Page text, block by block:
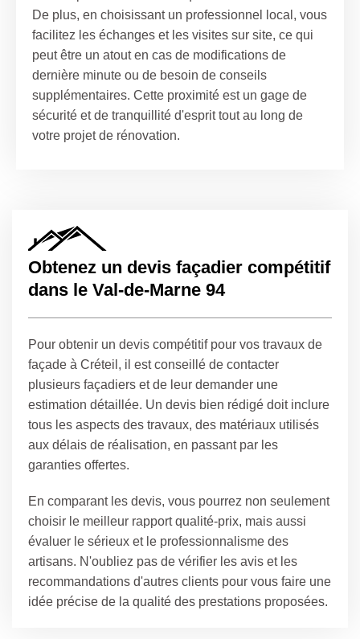
De plus, en choisissant un professionnel local, vous
facilitez les échanges et les visites sur site, ce qui
peut être un atout en cas de modifications de
dernière minute ou de besoin de conseils
supplémentaires. Cette proximité est un gage de
sécurité et de tranquillité d'esprit tout au long de
votre projet de rénovation.
Obtenez un devis façadier compétitif
dans le Val-de-Marne 94
Pour obtenir un devis compétitif pour vos travaux de
façade à Créteil, il est conseillé de contacter
plusieurs façadiers et de leur demander une
estimation détaillée. Un devis bien rédigé doit inclure
tous les aspects des travaux, des matériaux utilisés
aux délais de réalisation, en passant par les
garanties offertes.
En comparant les devis, vous pourrez non seulement
choisir le meilleur rapport qualité-prix, mais aussi
évaluer le sérieux et le professionnalisme des
artisans. N'oubliez pas de vérifier les avis et les
recommandations d'autres clients pour vous faire une
idée précise de la qualité des prestations proposées.